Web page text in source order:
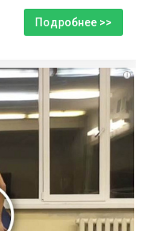
Подробнее >>
i